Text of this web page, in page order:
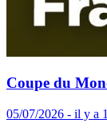
Coupe du
05/07/2026 - il y a